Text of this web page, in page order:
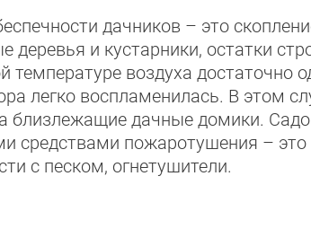
дачников – это
и кустарники, остатки
воздуха достаточно
легко воспламенилась. В этом
близлежащие дачные домики.
средствами пожаротушения – это
с песком, огнетушители.